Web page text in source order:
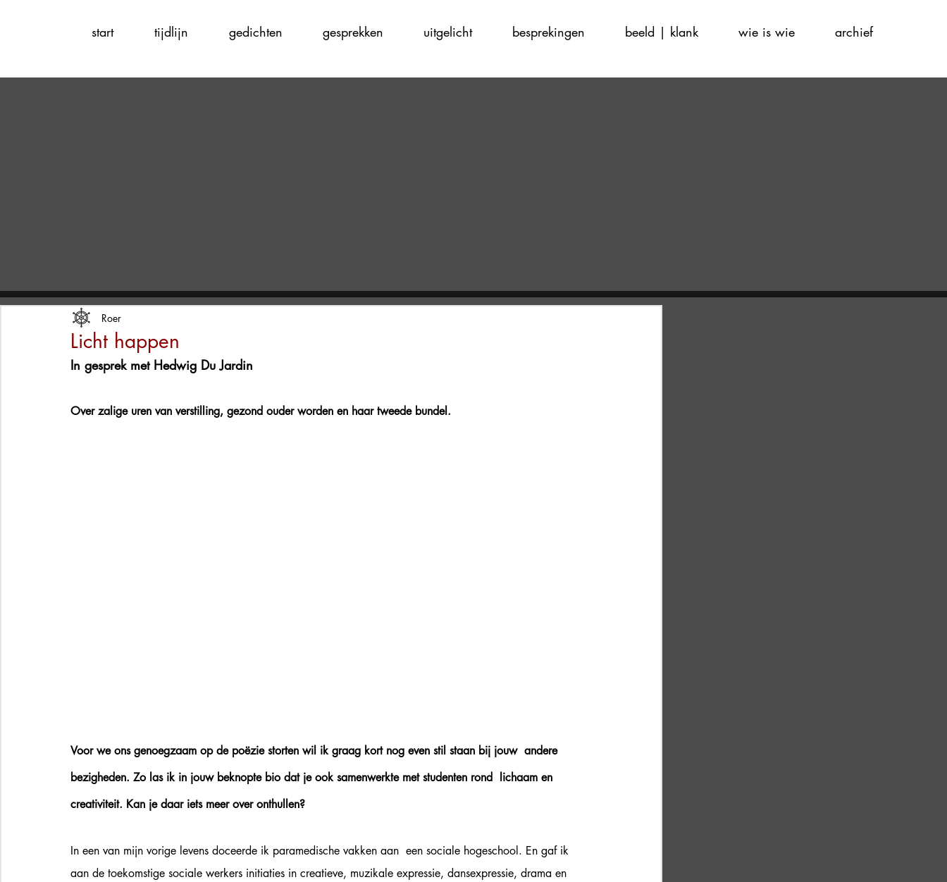
start tijdlijn gedichten gesprekken uitgelicht besprekingen beeld | klank wie is wie archief
Licht happen
Roer
In gesprek met Hedwig Du Jardin
Over zalige uren van verstilling, gezond ouder worden en haar tweede bundel.
Voor we ons genoegzaam op de poëzie storten wil ik graag kort nog even stil staan bij jouw  andere
bezigheden. Zo las ik in jouw beknopte bio dat je ook samenwerkte met studenten rond  lichaam en
creativiteit. Kan je daar iets meer over onthullen?
In een van mijn vorige levens doceerde ik paramedische vakken aan  een sociale hogeschool. En gaf ik
aan de toekomstige sociale werkers initiaties in creatieve, muzikale expressie, dansexpressie, drama en